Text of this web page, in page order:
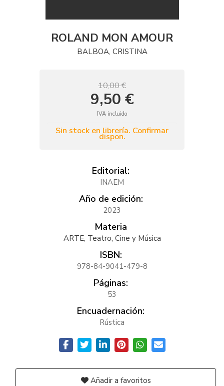
ROLAND MON AMOUR
BALBOA, CRISTINA
10,00 €
9,50 €
IVA incluido
Sin stock en librería. Confirmar
dispon.
Editorial:
INAEM
Año de edición:
2023
Materia
ARTE, Teatro, Cine y Música
ISBN:
978-84-9041-479-8
Páginas:
53
Encuadernación:
Rústica
Añadir a favoritos